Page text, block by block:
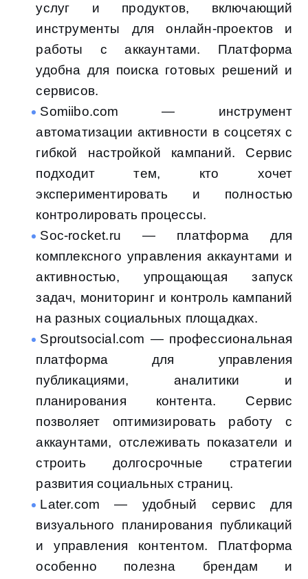
услуг и продуктов, включающий
инструменты для онлайн-проектов и
работы с аккаунтами. Платформа
удобна для поиска готовых решений и
сервисов.
Somiibo.com — инструмент
автоматизации активности в соцсетях с
гибкой настройкой кампаний. Сервис
подходит тем, кто хочет
экспериментировать и полностью
контролировать процессы.
Soc-rocket.ru — платформа для
комплексного управления аккаунтами и
активностью, упрощающая запуск
задач, мониторинг и контроль кампаний
на разных социальных площадках.
Sproutsocial.com — профессиональная
платформа для управления
публикациями, аналитики и
планирования контента. Сервис
позволяет оптимизировать работу с
аккаунтами, отслеживать показатели и
строить долгосрочные стратегии
развития социальных страниц.
Later.com — удобный сервис для
визуального планирования публикаций
и управления контентом. Платформа
особенно полезна брендам и